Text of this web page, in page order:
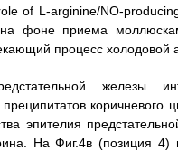
of L-arginine/NO-
фоне приема
процесс холодовой
железы
эпителия
На Фиг.4в (позиция